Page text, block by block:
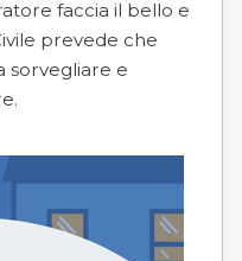
faccia il bello e
prevede che
sorvegliare e